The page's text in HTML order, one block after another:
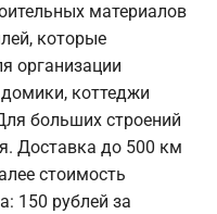
материалов
которые
организации
коттеджи
больших строений
Доставка до 500 км
стоимость
150 рублей за